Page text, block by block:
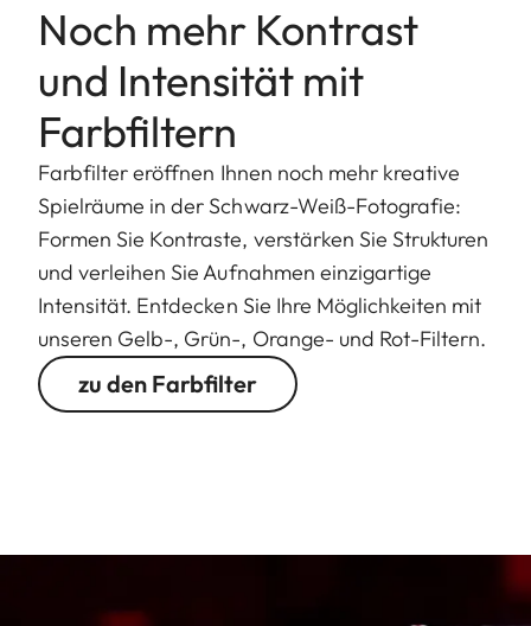
Noch mehr Kontrast
und Intensität mit
Farbfiltern
Farbfilter eröffnen Ihnen noch mehr kreative
Spielräume in der Schwarz-Weiß-Fotografie:
Formen Sie Kontraste, verstärken Sie Strukturen
und verleihen Sie Aufnahmen einzigartige
Intensität. Entdecken Sie Ihre Möglichkeiten mit
unseren Gelb-, Grün-, Orange- und Rot-Filtern.
zu den Farbfilter